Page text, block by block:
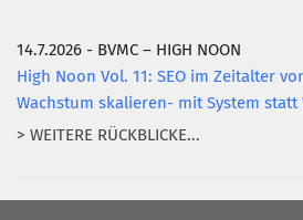
14.7.2026 - BVMC – HIGH NOON
High Noon Vol. 11: SEO im Zeitalter
Wachstum skalieren- mit System statt
> WEITERE RÜCKBLICKE...